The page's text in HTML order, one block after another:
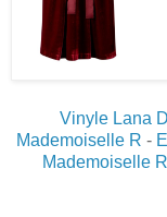
Vinyle Lana
Mademoiselle R -
Mademoiselle R